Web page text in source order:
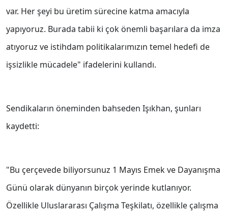
var. Her şeyi bu üretim sürecine katma amacıyla
yapıyoruz. Burada tabii ki çok önemli başarılara da imza
atıyoruz ve istihdam politikalarımızın temel hedefi de
işsizlikle mücadele" ifadelerini kullandı.
Sendikaların öneminden bahseden Işıkhan, şunları
kaydetti:
"Bu çerçevede biliyorsunuz 1 Mayıs Emek ve Dayanışma
Günü olarak dünyanın birçok yerinde kutlanıyor.
Özellikle Uluslararası Çalışma Teşkilatı, özellikle çalışma